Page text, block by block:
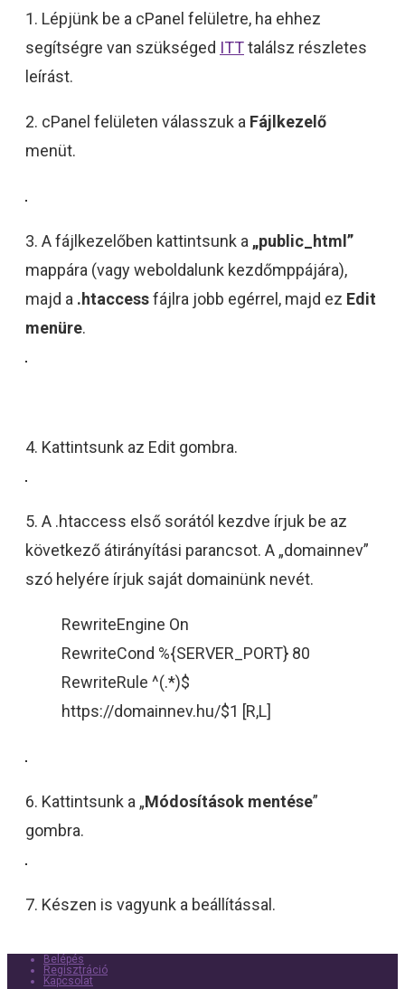
1. Lépjünk be a cPanel felületre, ha ehhez
segítségre van szükséged ITTtalálsz részletes
leírást.
2. cPanel felületen válasszuk a Fájlkezelő
menüt.
3. A fájlkezelőben kattintsunk a „public_html”
mappára (vagy weboldalunk kezdőmppájára),
majd a .htaccessfájlra jobb egérrel, majd ez Edit
menüre.
4. Kattintsunk az Edit gombra.
5. A .htaccess első sorától kezdve írjuk be az
következő átirányítási parancsot. A „domainnev”
szó helyére írjuk saját domainünk nevét.
RewriteEngine On
RewriteCond %{SERVER_PORT} 80
RewriteRule ^(.*)$
https://domainnev.hu/$1 [R,L]
6. Kattintsunk a „Módosítások mentése”
gombra.
7. Készen is vagyunk a beállítással.
Belépés
Regisztráció
Kapcsolat